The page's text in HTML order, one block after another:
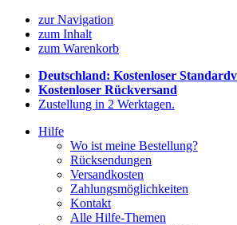
zur Navigation
zum Inhalt
zum Warenkorb
Deutschland: Kostenloser
Kostenloser Rückversand
Zustellung in 2 Werktagen.
Hilfe
Wo ist meine Bestellung?
Rücksendungen
Versandkosten
Zahlungsmöglichkeiten
Kontakt
Alle Hilfe-Themen